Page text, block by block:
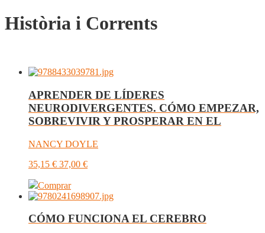
Història i Corrents
APRENDER DE LÍDERES
NEURODIVERGENTES. CÓMO EMPEZAR,
SOBREVIVIR Y PROSPERAR EN EL
NANCY DOYLE
35,15 € 37,00 €
Comprar
CÓMO FUNCIONA EL CEREBRO